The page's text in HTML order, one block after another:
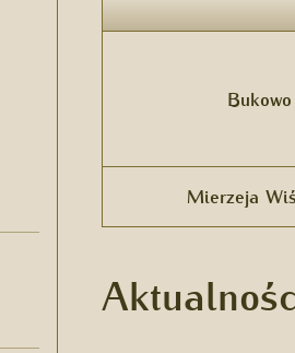
Bukowo
Mierzeja